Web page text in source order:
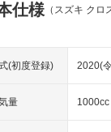
仕様 （スズキ ク
(初度登録) 2020(
量 1000cc